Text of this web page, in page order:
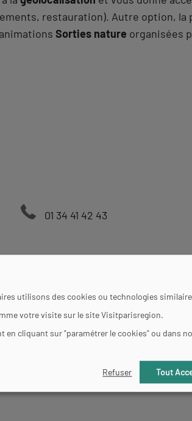
restauration). Autre option,
Sorties nature organisées
01 34 41 42 43
utilisons des cookies ou technologies
votre visite sur le site Visitparisregion.
cliquant sur "paramétrer le cookies" ou dans
Refuser Tout